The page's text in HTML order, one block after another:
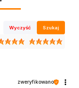
Wyczyść Szukaj
zweryfikowano